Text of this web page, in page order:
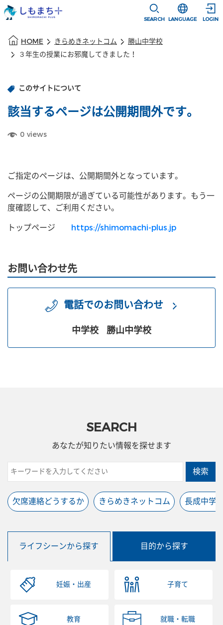
SEARCH
選択すると言
LANGUAGE LOGIN
HOME きらめきネットコム
勝山中学校
３年生の授業にお邪魔してきました！
このサイトについて
該当するページは公開期間外です。
0 views
ご指定のページは、公開期間外となっています。
ページの公開期限が過ぎている可能性があります。もう一
度確認して、ご利用ください。
トップページ
https://shimomachi-plus.jp
お問い合わせ先
電話でのお問い合わせ
中学校 勝山中学校
SEARCH
あなたが知りたい情報を探せます
検索
欠席連絡どうするか きらめきネットコム 長成中学
ライフシーンから探す 目的から探す
妊娠・出産 子育て
教育 就職・転職